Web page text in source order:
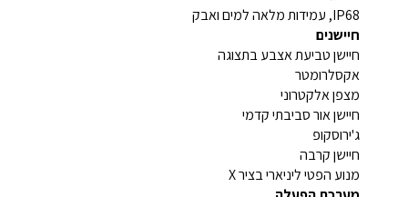
IP68, עמידות מלאה למים ואבק
חיישנים
חיישן טביעת אצבע בתצוגה
אקסלרומטר
מצפן אלקטרוני
חיישן אור סביבתי קדמי
ג'ירוסקופ
חיישן קרבה
מנוע הפטי ליניארי בציר X